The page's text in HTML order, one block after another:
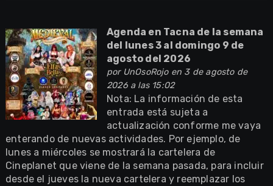
Agenda en Tacna de la semana
del lunes 3 al domingo 9 de
agosto del 2026
por UnOsoRojoen 3 de agosto de
2026 a las 15:02
Nota: La información de esta
entrada está sujeta a
actualización conforme me vaya
enterando de nuevas actividades. Por ejemplo, de
lunes a miércoles se mostrará la cartelera de
Cineplanet que viene de la semana pasada, para incluir
desde el jueves la nueva cartelera y reemplazar los